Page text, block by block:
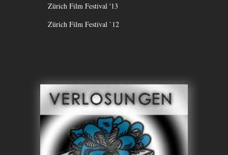
Zürich Film Festival '13
Zürich Film Festival `12